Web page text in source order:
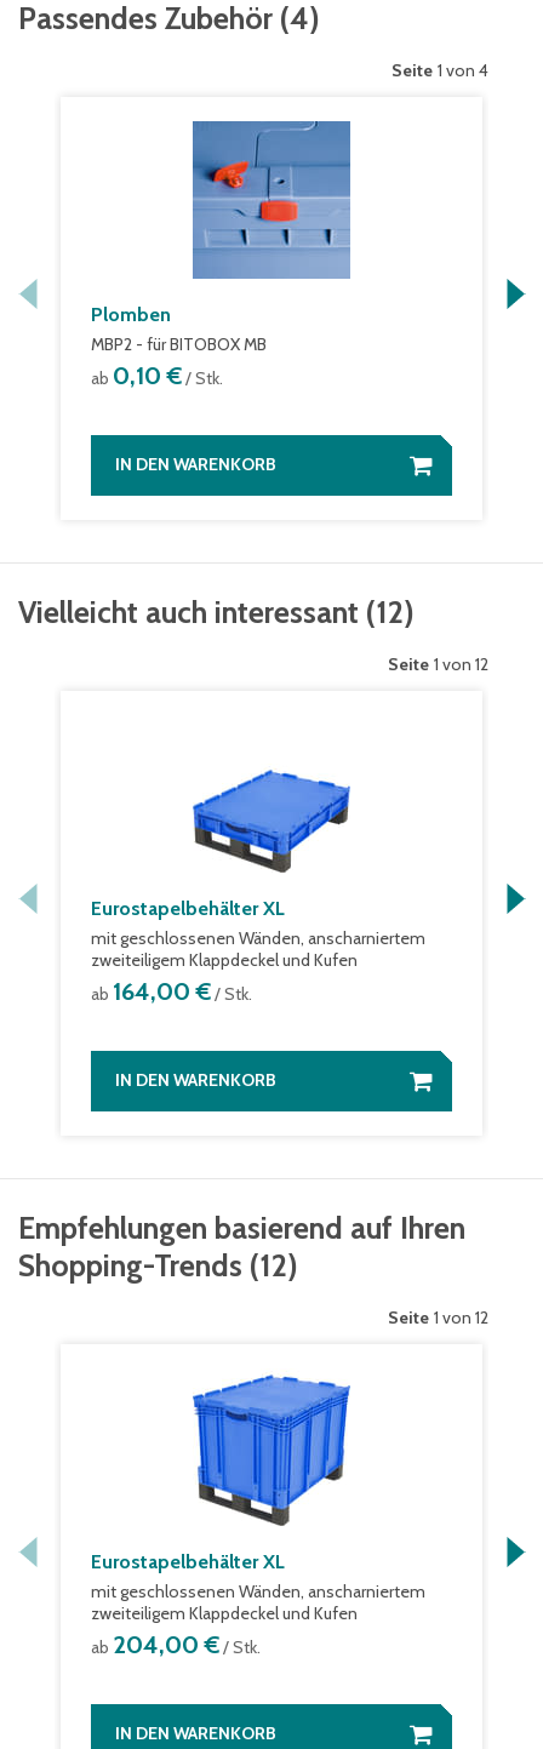
Passendes Zubehör (4)
Seite 1 von 4
Plomben
MBP2 - für BITOBOX MB
ab 0,10 €/ Stk.
IN DEN WARENKORB
Vielleicht auch interessant (12)
Seite 1 von 12
Eurostapelbehälter XL
mit geschlossenen Wänden, anscharniertem
zweiteiligem Klappdeckel und Kufen
ab 164,00 €/ Stk.
IN DEN WARENKORB
Empfehlungen basierend auf Ihren
Shopping-Trends (12)
Seite 1 von 12
Eurostapelbehälter XL
mit geschlossenen Wänden, anscharniertem
zweiteiligem Klappdeckel und Kufen
ab 204,00 €/ Stk.
IN DEN WARENKORB